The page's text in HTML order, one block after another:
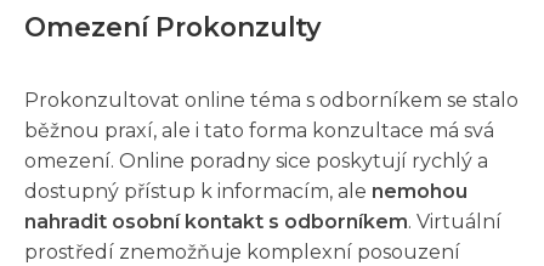
Omezení Prokonzulty
Prokonzultovat online téma s odborníkem se stalo
běžnou praxí, ale i tato forma konzultace má svá
omezení. Online poradny sice poskytují rychlý a
dostupný přístup k informacím, ale nemohou
nahradit osobní kontakt s odborníkem. Virtuální
prostředí znemožňuje komplexní posouzení